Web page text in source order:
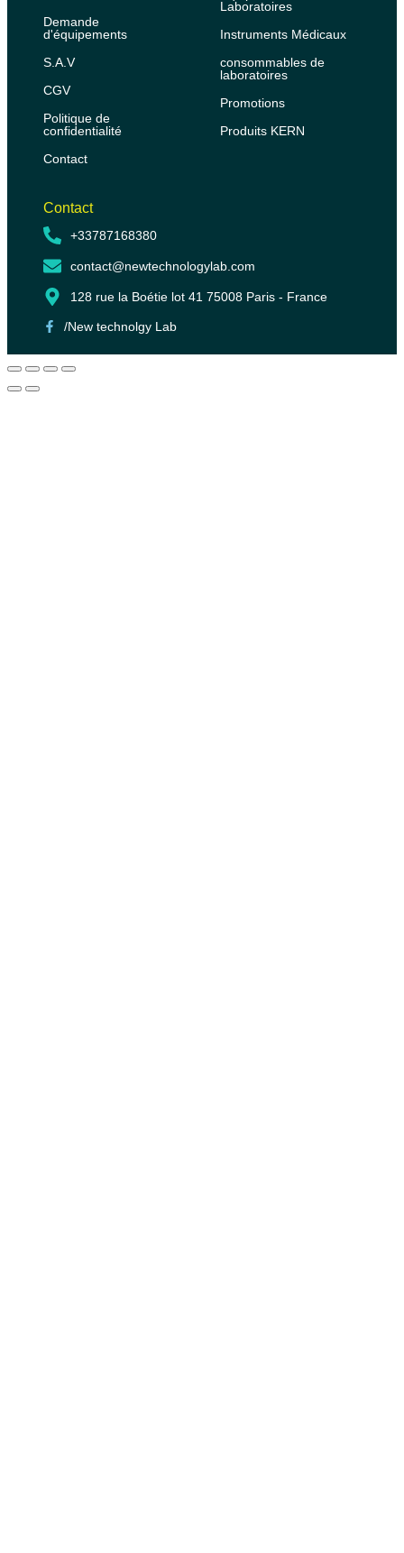
Demande
d'équipements
S.A.V
CGV
Politique de
confidentialité
Contact
Laboratoires
Instruments Médicaux
consommables de
laboratoires
Promotions
Produits KERN
Contact
+33787168380
contact@newtechnologylab.com
128 rue la Boétie lot 41 75008 Paris - France
/New technolgy Lab